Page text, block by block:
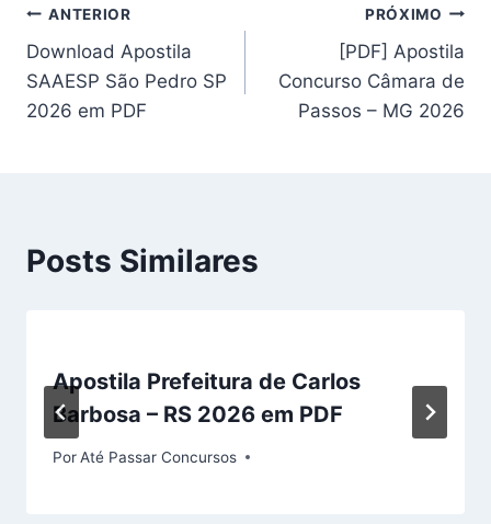
Navegação
de
Post
ANTERIOR
Download Apostila
SAAESP São Pedro SP
2026 em PDF
PRÓXIMO
[PDF] Apostila
Concurso Câmara de
Passos – MG 2026
Posts Similares
Apostila Prefeitura de Carlos
Barbosa – RS 2026 em PDF
PorAté Passar Concursos